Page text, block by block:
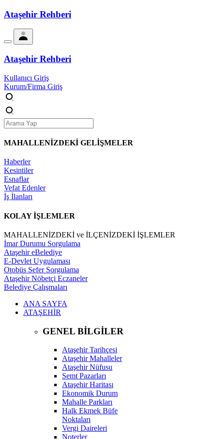
Ataşehir Rehberi
Ataşehir Rehberi
Kullanıcı Giriş
Kurum/Firma Giriş
MAHALLENİZDEKİ GELİŞMELER
Haberler
Kesintiler
Esnaflar
Vefat Edenler
İş İlanları
KOLAY İŞLEMLER
MAHALLENİZDEKİ ve İLÇENİZDEKİ İŞLEMLER
İmar Durumu Sorgulama
Ataşehir eBelediye
E-Devlet Uygulaması
Otobüs Sefer Sorgulama
Ataşehir Nöbetçi Eczaneler
Belediye Çalışmaları
ANA SAYFA
ATAŞEHİR
GENEL BİLGİLER
Ataşehir Tarihçesi
Ataşehir Mahalleler
Ataşehir Nüfusu
Semt Pazarları
Ataşehir Haritası
Ekonomik Durum
Mahalle Parkları
Halk Ekmek Büfe
Noktaları
Vergi Daireleri
Noterler